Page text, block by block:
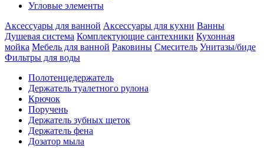
Угловые элементы
Аксессуары для ванной Аксессуары для кухни Ванны
Душевая система Комплектующие сантехники Кухонная
мойка Мебель для ванной Раковины Смеситель Унитазы/биде
Фильтры для воды
Полотенцедержатель
Держатель туалетного рулона
Крючок
Поручень
Держатель зубных щеток
Держатель фена
Дозатор мыла